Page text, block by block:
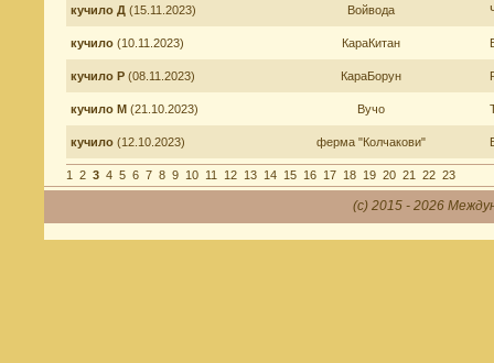
кучило Д (15.11.2023) Войвода
кучило (10.11.2023) КараКитан
кучило Р (08.11.2023) КараБорун
кучило М (21.10.2023) Вучо
кучило (12.10.2023) ферма "Колчакови"
1 2 3 4 5 6 7 8 9 10 11 12 13 14 15 16 17 18 19 20 21 22 23
(c) 2015 - 2026